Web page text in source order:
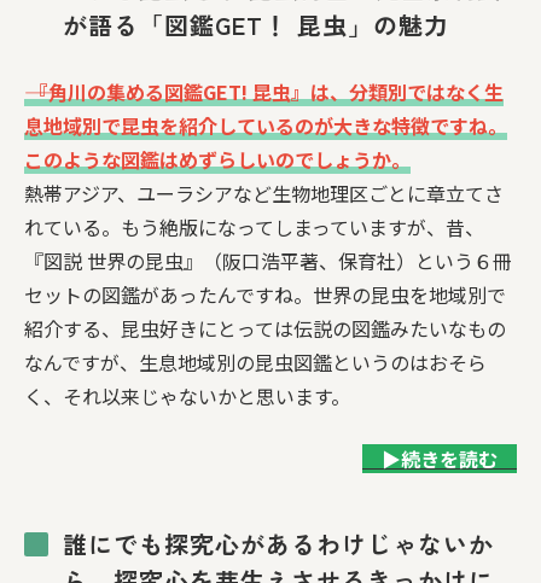
が語る「図鑑GET！ 昆虫」の魅力
―― 『角川の集める図鑑GET! 昆虫』は、分類別ではなく生
息地域別で昆虫を紹介しているのが大きな特徴ですね。
このような図鑑はめずらしいのでしょうか。
熱帯アジア、ユーラシアなど生物地理区ごとに章立てさ
れている。もう絶版になってしまっていますが、昔、
『図説 世界の昆虫』（阪口浩平著、保育社）という６冊
セットの図鑑があったんですね。世界の昆虫を地域別で
紹介する、昆虫好きにとっては伝説の図鑑みたいなもの
なんですが、生息地域別の昆虫図鑑というのはおそら
く、それ以来じゃないかと思います。
▶続きを読む
誰にでも探究心があるわけじゃないか